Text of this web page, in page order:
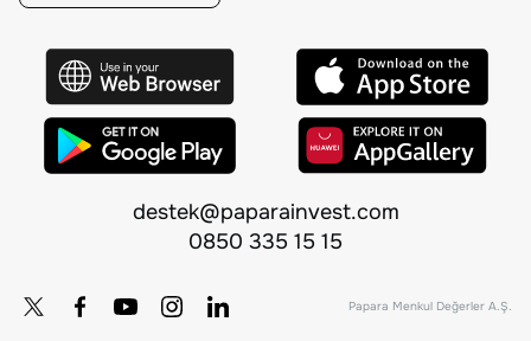
destek@paparainvest.com
0850 335 15 15
Papara Menkul Değerler A.Ş.